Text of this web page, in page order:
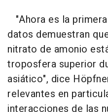
"Ahora es la
datos demuestran
nitrato de amonio
troposfera superior
asiático", dice
relevantes en
interacciones de las